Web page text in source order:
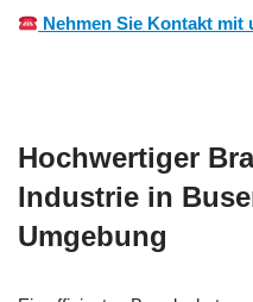
Nehmen Sie Kontakt mit
Hochwertiger
Industrie in
Umgebung